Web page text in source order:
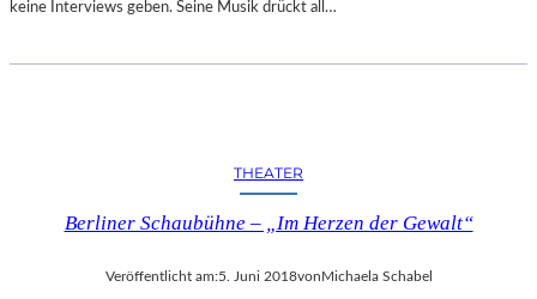
keine Interviews geben. Seine Musik drückt all…
THEATER
Berliner Schaubühne – „Im Herzen der Gewalt“
Veröffentlicht am:5. Juni 2018vonMichaela Schabel